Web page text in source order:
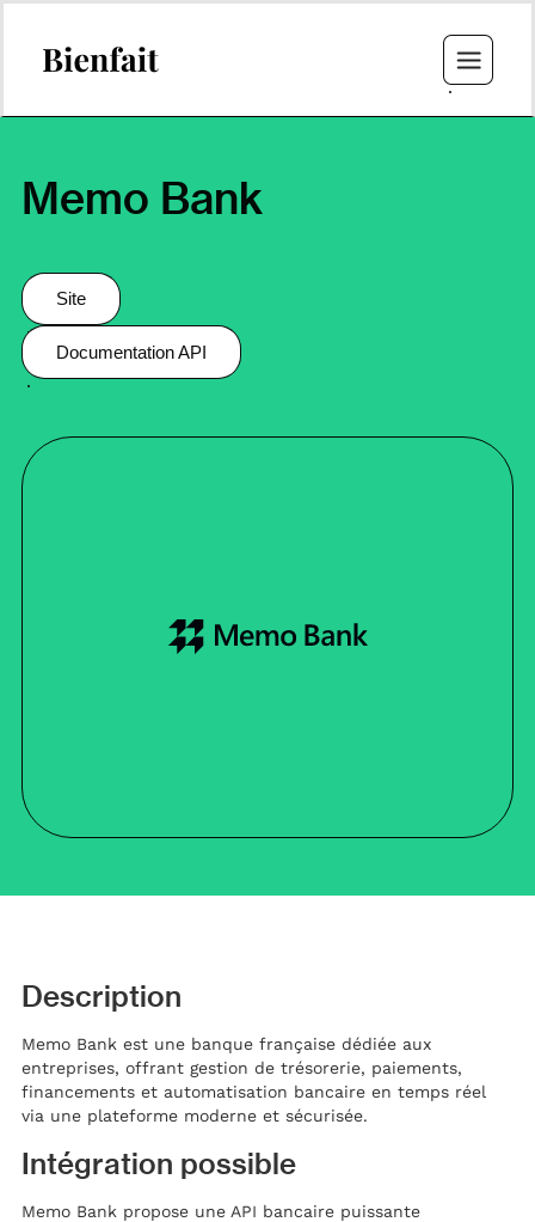
Memo Bank
Site
Documentation API
Description
Memo Bank est une banque française dédiée aux
entreprises, offrant gestion de trésorerie, paiements,
financements et automatisation bancaire en temps réel
via une plateforme moderne et sécurisée.
Intégration possible
Memo Bank propose une API bancaire puissante